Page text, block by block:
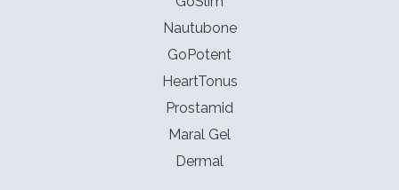
Nautubone
GoPotent
HeartTonus
Prostamid
Maral Gel
Dermal